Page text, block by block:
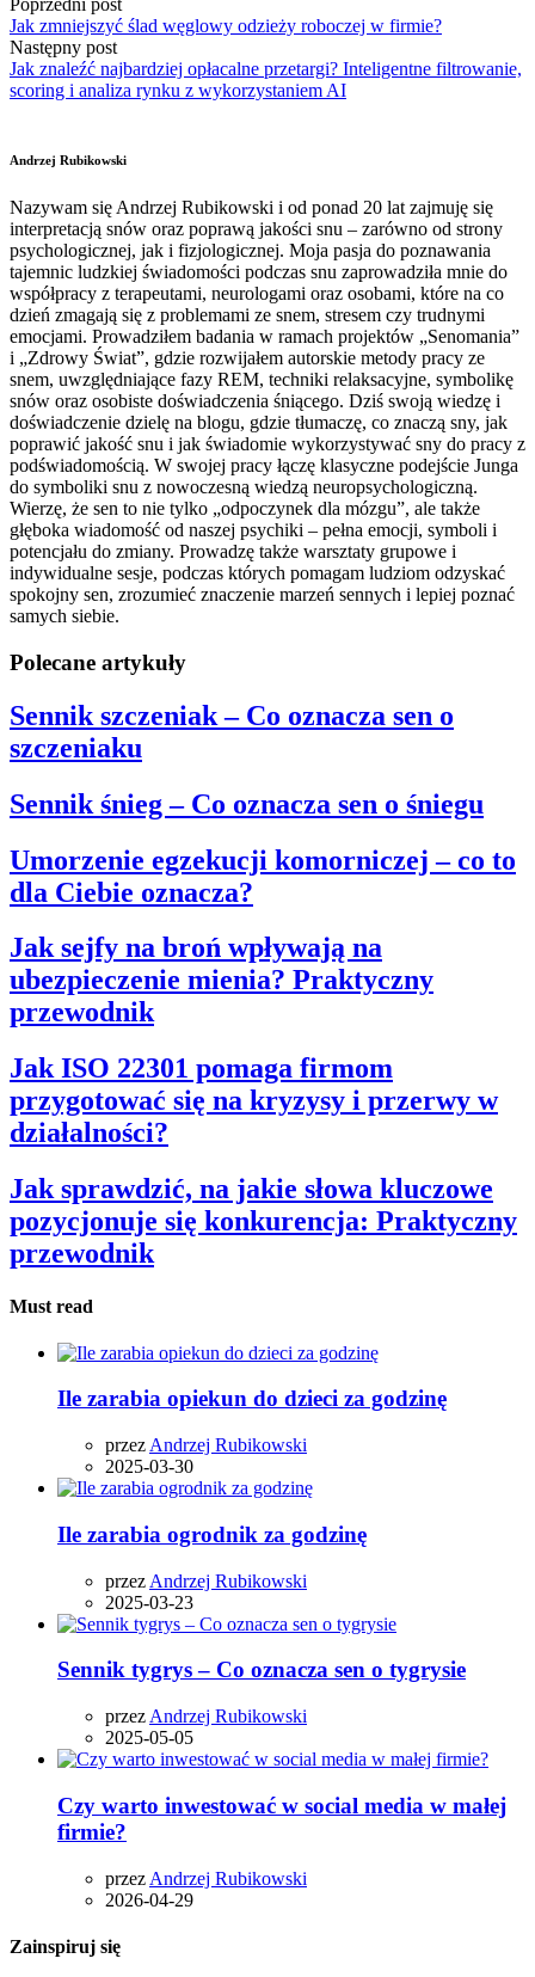
Poprzedni post
Jak zmniejszyć ślad węglowy odzieży roboczej w firmie?
Następny post
Jak znaleźć najbardziej opłacalne przetargi? Inteligentne filtrowanie,
scoring i analiza rynku z wykorzystaniem AI
Andrzej Rubikowski
Nazywam się Andrzej Rubikowski i od ponad 20 lat zajmuję się
interpretacją snów oraz poprawą jakości snu – zarówno od strony
psychologicznej, jak i fizjologicznej. Moja pasja do poznawania
tajemnic ludzkiej świadomości podczas snu zaprowadziła mnie do
współpracy z terapeutami, neurologami oraz osobami, które na co
dzień zmagają się z problemami ze snem, stresem czy trudnymi
emocjami. Prowadziłem badania w ramach projektów „Senomania”
i „Zdrowy Świat”, gdzie rozwijałem autorskie metody pracy ze
snem, uwzględniające fazy REM, techniki relaksacyjne, symbolikę
snów oraz osobiste doświadczenia śniącego. Dziś swoją wiedzę i
doświadczenie dzielę na blogu, gdzie tłumaczę, co znaczą sny, jak
poprawić jakość snu i jak świadomie wykorzystywać sny do pracy z
podświadomością. W swojej pracy łączę klasyczne podejście Junga
do symboliki snu z nowoczesną wiedzą neuropsychologiczną.
Wierzę, że sen to nie tylko „odpoczynek dla mózgu”, ale także
głęboka wiadomość od naszej psychiki – pełna emocji, symboli i
potencjału do zmiany. Prowadzę także warsztaty grupowe i
indywidualne sesje, podczas których pomagam ludziom odzyskać
spokojny sen, zrozumieć znaczenie marzeń sennych i lepiej poznać
samych siebie.
Polecane artykuły
Sennik szczeniak – Co oznacza sen o
szczeniaku
Sennik śnieg – Co oznacza sen o śniegu
Umorzenie egzekucji komorniczej – co to
dla Ciebie oznacza?
Jak sejfy na broń wpływają na
ubezpieczenie mienia? Praktyczny
przewodnik
Jak ISO 22301 pomaga firmom
przygotować się na kryzysy i przerwy w
działalności?
Jak sprawdzić, na jakie słowa kluczowe
pozycjonuje się konkurencja: Praktyczny
przewodnik
Must read
Ile zarabia opiekun do dzieci za godzinę
przez Andrzej Rubikowski
2025-03-30
Ile zarabia ogrodnik za godzinę
przez Andrzej Rubikowski
2025-03-23
Sennik tygrys – Co oznacza sen o tygrysie
przez Andrzej Rubikowski
2025-05-05
Czy warto inwestować w social media w małej
firmie?
przez Andrzej Rubikowski
2026-04-29
Zainspiruj się